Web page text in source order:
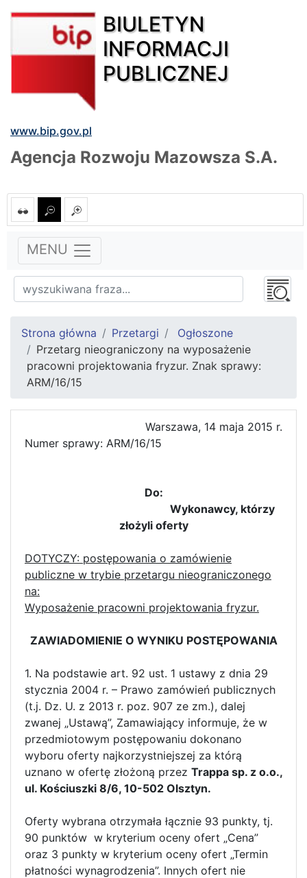
BIULETYN
INFORMACJI
PUBLICZNEJ
www.bip.gov.pl
Agencja Rozwoju Mazowsza S.A.
MENU
Strona główna Przetargi
Ogłoszone
Przetarg nieograniczony na wyposażenie
pracowni projektowania fryzur. Znak sprawy:
ARM/16/15
Warszawa, 14 maja 2015 r.
Numer sprawy: ARM/16/15
Do:
Wykonawcy, którzy
złożyli oferty
DOTYCZY: postępowania o zamówienie
publiczne w trybie przetargu nieograniczonego
na:
Wyposażenie pracowni projektowania fryzur.
ZAWIADOMIENIE O WYNIKU POSTĘPOWANIA
1. Na podstawie art. 92 ust. 1 ustawy z dnia 29
stycznia 2004 r. – Prawo zamówień publicznych
(t.j. Dz. U. z 2013 r. poz. 907 ze zm.), dalej
zwanej „Ustawą”, Zamawiający informuje, że w
przedmiotowym postępowaniu dokonano
wyboru oferty najkorzystniejszej za którą
uznano w ofertę złożoną przez Trappa sp. z o.o.,
ul. Kościuszki 8/6, 10-502 Olsztyn.
Oferty wybrana otrzymała łącznie 93 punkty, tj.
90 punktów w kryterium oceny ofert „Cena”
oraz 3 punkty w kryterium oceny ofert „Termin
płatności wynagrodzenia”. Innych ofert nie